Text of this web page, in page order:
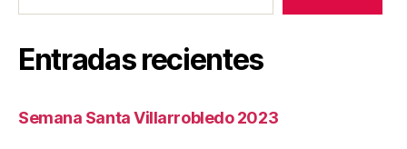
Entradas recientes
Semana Santa Villarrobledo 2023